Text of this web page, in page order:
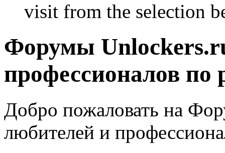
visit from the selection
Форумы
профессионалов по
Добро пожаловать на
любителей и